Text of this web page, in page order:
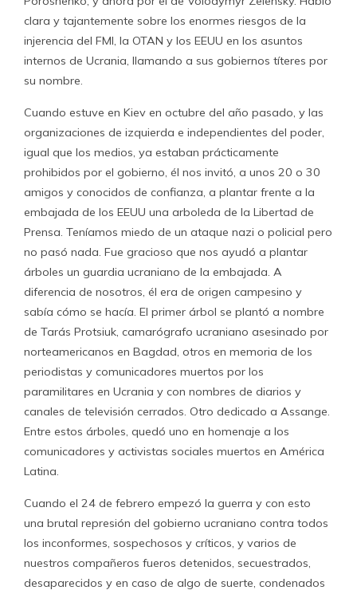
clara y tajantemente sobre los enormes riesgos de la
injerencia del FMI, la OTAN y los EEUU en los asuntos
internos de Ucrania, llamando a sus gobiernos títeres por
su nombre.
Cuando estuve en Kiev en octubre del año pasado, y las
organizaciones de izquierda e independientes del poder,
igual que los medios, ya estaban prácticamente
prohibidos por el gobierno, él nos invitó, a unos 20 o 30
amigos y conocidos de confianza, a plantar frente a la
embajada de los EEUU una arboleda de la Libertad de
Prensa. Teníamos miedo de un ataque nazi o policial pero
no pasó nada. Fue gracioso que nos ayudó a plantar
árboles un guardia ucraniano de la embajada. A
diferencia de nosotros, él era de origen campesino y
sabía cómo se hacía. El primer árbol se plantó a nombre
de Tarás Protsiuk, camarógrafo ucraniano asesinado por
norteamericanos en Bagdad, otros en memoria de los
periodistas y comunicadores muertos por los
paramilitares en Ucrania y con nombres de diarios y
canales de televisión cerrados. Otro dedicado a Assange.
Entre estos árboles, quedó uno en homenaje a los
comunicadores y activistas sociales muertos en América
Latina.
Cuando el 24 de febrero empezó la guerra y con esto
una brutal represión del gobierno ucraniano contra todos
los inconformes, sospechosos y críticos, y varios de
nuestros compañeros fueros detenidos, secuestrados,
desaparecidos y en caso de algo de suerte, condenados